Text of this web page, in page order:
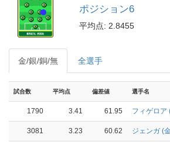
ポジション6
平均点: 2.8455
金/銀/銅/無 全選手
試合数 平均点 偏差値 選手名
1790 3.41 61.95 フィゲロア
3081 3.23 60.62 ジェンガ (